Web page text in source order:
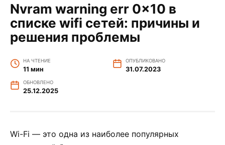
Nvram warning err 0x10 в
списке wifi сетей: причины и
решения проблемы
НА ЧТЕНИЕ
11 мин
ОПУБЛИКОВАНО
31.07.2023
ОБНОВЛЕНО
25.12.2025
Wi-Fi — это одна из наиболее популярных